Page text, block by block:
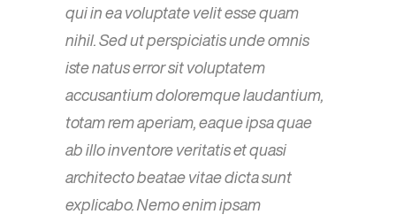
qui in ea voluptate velit esse quam
nihil. Sed ut perspiciatis unde omnis
iste natus error sit voluptatem
accusantium doloremque laudantium,
totam rem aperiam, eaque ipsa quae
ab illo inventore veritatis et quasi
architecto beatae vitae dicta sunt
explicabo. Nemo enim ipsam